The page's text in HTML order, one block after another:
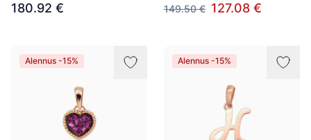
180.92 €
149.50 € 127.08 €
Alennus -15% Alennus -15%